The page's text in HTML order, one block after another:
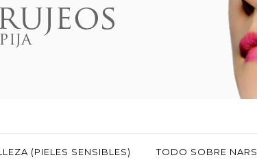
(PIELES SENSIBLES) TODO SOBRE NARS